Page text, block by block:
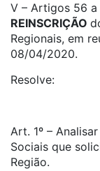
V – Artigos 56 a
REINSCRIÇÃO
Regionais, em
08/04/2020.
Resolve:
Art. 1º –
Sociais que
Região.